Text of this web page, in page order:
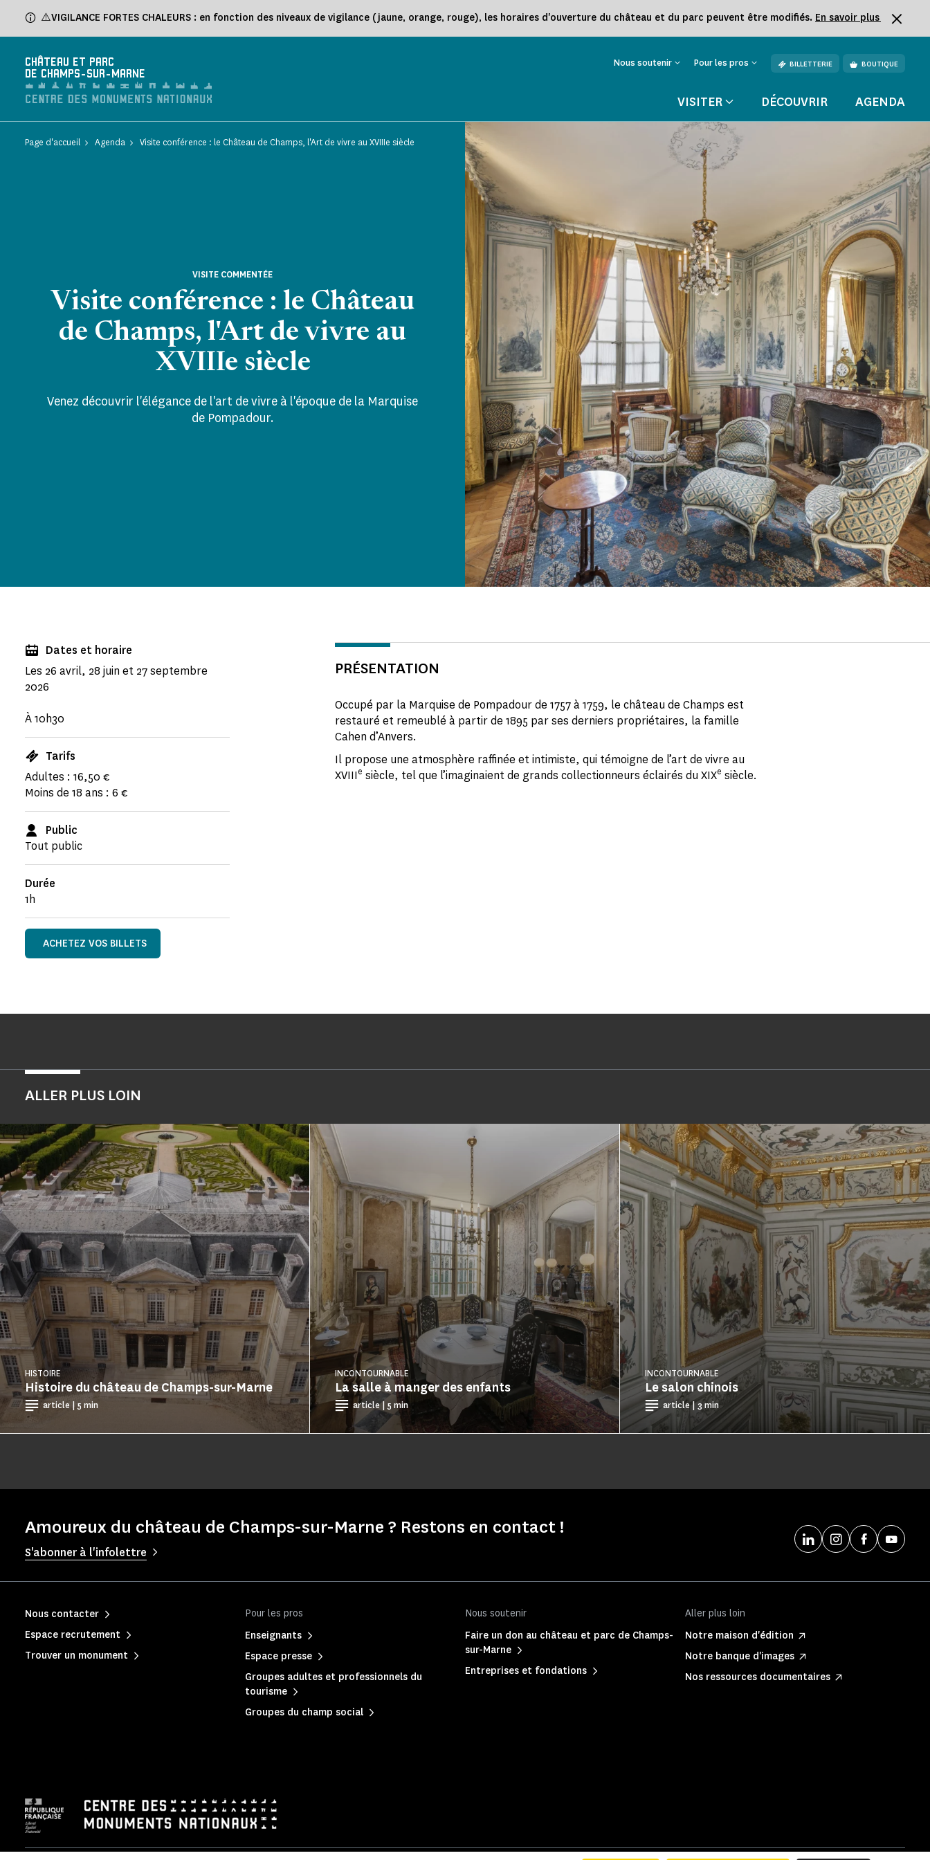
⚠️VIGILANCE FORTES CHALEURS : en fonction des niveaux de vigilance (jaune, orange, rouge), les horaires d'ouverture du château et du parc peuvent être modifiés. En savoir plus
CHÂTEAU ET PARC
DE CHAMPS-SUR-MARNE
Nous soutenir Pour les pros BILLETTERIE BOUTIQUE
VISITER DÉCOUVRIR AGENDA
Page d'accueil Agenda Visite conférence : le Château de Champs, l'Art de vivre au XVIIIe siècle
Visite conférence : le Château
de Champs, l'Art de vivre au
XVIIIe siècle
VISITE COMMENTÉE
Venez découvrir l'élégance de l'art de vivre à l'époque de la Marquise
de Pompadour.
Dates et horaire
Les 26 avril, 28 juin et 27 septembre
2026
À 10h30
Tarifs
Adultes : 16,50 €
Moins de 18 ans : 6 €
Public
Tout public
Durée
1h
ACHETEZ VOS BILLETS
PRÉSENTATION
Occupé par la Marquise de Pompadour de 1757 à 1759, le château de Champs est
restauré et remeublé à partir de 1895 par ses derniers propriétaires, la famille
Cahen d’Anvers.
Il propose une atmosphère raffinée et intimiste, qui témoigne de l’art de vivre au
XVIIIe siècle, tel que l’imaginaient de grands collectionneurs éclairés du XIXe siècle.
ALLER PLUS LOIN
Histoire du château de Champs-sur-Marne
HISTOIRE
article | 5 min
La salle à manger des enfants
INCONTOURNABLE
article | 5 min
Le salon chinois
INCONTOURNABLE
article | 3 min
Amoureux du château de Champs-sur-Marne ? Restons en contact !
S'abonner à l'infolettre
Pour les pros
Enseignants
Espace presse
Groupes adultes et professionnels du
tourisme
Groupes du champ social
Nous soutenir
Faire un don au château et parc de Champs-
sur-Marne
Entreprises et fondations
Aller plus loin
Notre maison d'édition
Notre banque d'images
Nos ressources documentaires
Nous contacter
Espace recrutement
Trouver un monument